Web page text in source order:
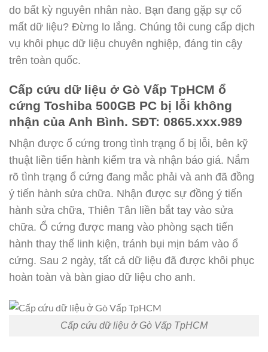
do bất kỳ nguyên nhân nào. Bạn đang gặp sự cố
mất dữ liệu? Đừng lo lắng. Chúng tôi cung cấp dịch
vụ khôi phục dữ liệu chuyên nghiệp, đáng tin cậy
trên toàn quốc.
Cấp cứu dữ liệu ở Gò Vấp TpHCM ổ
cứng Toshiba 500GB PC bị lỗi không
nhận của Anh Bình. SĐT: 0865.xxx.989
Nhận được ổ cứng trong tình trạng ổ bị lỗi, bên kỹ
thuật liền tiến hành kiểm tra và nhận báo giá. Nắm
rõ tình trạng ổ cứng đang mắc phải và anh đã đồng
ý tiến hành sửa chữa. Nhận được sự đồng ý tiến
hành sửa chữa, Thiên Tân liền bắt tay vào sửa
chữa. Ổ cứng được mang vào phòng sạch tiến
hành thay thế linh kiện, tránh bụi mịn bám vào ổ
cứng. Sau 2 ngày, tất cả dữ liệu đã được khôi phục
hoàn toàn và bàn giao dữ liệu cho anh.
Cấp cứu dữ liệu ở Gò Vấp TpHCM